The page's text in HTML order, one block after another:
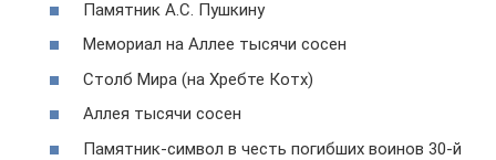
Памятник А.С. Пушкину
Мемориал на Аллее тысячи сосен
Столб Мира (на Хребте Котх)
Аллея тысячи сосен
Памятник-символ в честь погибших воинов 30-й